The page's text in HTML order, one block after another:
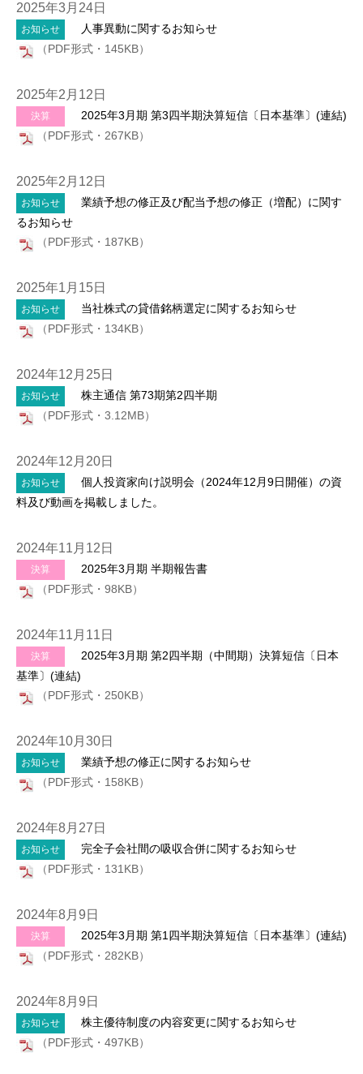
2025年3月24日
お知らせ
人事異動に関するお知らせ
（PDF形式・145KB）
2025年2月12日
決算
2025年3月期 第3四半期決算短信〔日本基準〕(連結)
（PDF形式・267KB）
2025年2月12日
お知らせ
業績予想の修正及び配当予想の修正（増配）に関す
るお知らせ
（PDF形式・187KB）
2025年1月15日
お知らせ
当社株式の貸借銘柄選定に関するお知らせ
（PDF形式・134KB）
2024年12月25日
お知らせ
株主通信 第73期第2四半期
（PDF形式・3.12MB）
2024年12月20日
お知らせ
個人投資家向け説明会（2024年12月9日開催）の資
料及び動画を掲載しました。
2024年11月12日
決算
2025年3月期 半期報告書
（PDF形式・98KB）
2024年11月11日
決算
2025年3月期 第2四半期（中間期）決算短信〔日本
基準〕(連結)
（PDF形式・250KB）
2024年10月30日
お知らせ
業績予想の修正に関するお知らせ
（PDF形式・158KB）
2024年8月27日
お知らせ
完全子会社間の吸収合併に関するお知らせ
（PDF形式・131KB）
2024年8月9日
決算
2025年3月期 第1四半期決算短信〔日本基準〕(連結)
（PDF形式・282KB）
2024年8月9日
お知らせ
株主優待制度の内容変更に関するお知らせ
（PDF形式・497KB）